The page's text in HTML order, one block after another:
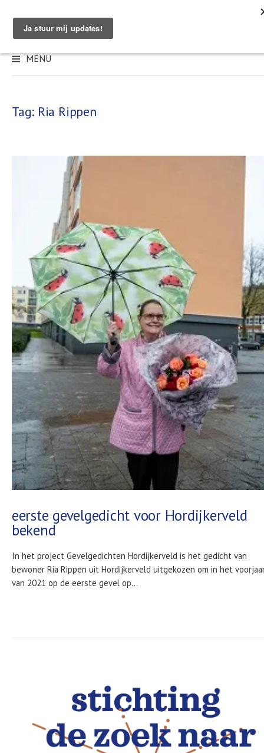
to
content
MENU
Tag: Ria Rippen
eerste gevelgedicht voor Hordijkerveld
bekend
In het project Gevelgedichten Hordijkerveld is het gedicht van
bewoner Ria Rippen uit Hordijkerveld uitgekozen om in het
van 2021 op de eerste gevel op...